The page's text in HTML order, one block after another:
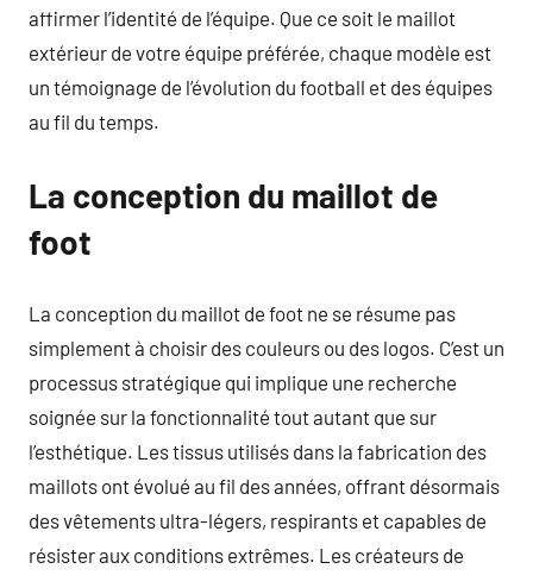
affirmer l’identité de l’équipe. Que ce soit le maillot
extérieur de votre équipe préférée, chaque modèle est
un témoignage de l’évolution du football et des équipes
au fil du temps.
La conception du maillot de
foot
La conception du maillot de foot ne se résume pas
simplement à choisir des couleurs ou des logos. C’est un
processus stratégique qui implique une recherche
soignée sur la fonctionnalité tout autant que sur
l’esthétique. Les tissus utilisés dans la fabrication des
maillots ont évolué au fil des années, offrant désormais
des vêtements ultra-légers, respirants et capables de
résister aux conditions extrêmes. Les créateurs de